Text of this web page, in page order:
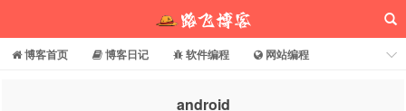
博客首页 博客日记 软件编程
网站编程
android